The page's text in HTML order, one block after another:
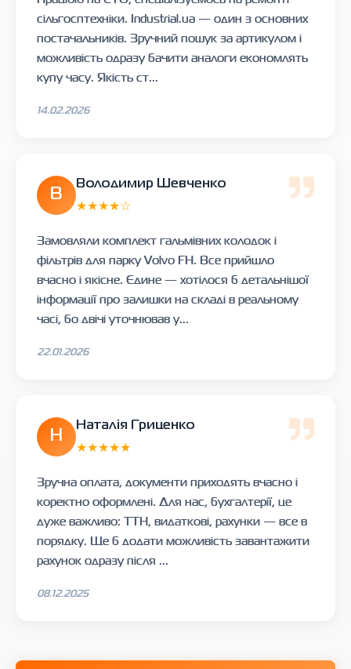
сільгосптехніки. Industrial.ua — один з основних
постачальників. Зручний пошук за артикулом і
можливість одразу бачити аналоги економлять
купу часу. Якість ст...
14.02.2026
В
Володимир Шевченко
★★★★☆
Замовляли комплект гальмівних колодок і
фільтрів для парку Volvo FH. Все прийшло
вчасно і якісне. Єдине — хотілося б детальнішої
інформації про залишки на складі в реальному
часі, бо двічі уточнював у...
22.01.2026
Н
Наталія Гриценко
★★★★★
Зручна оплата, документи приходять вчасно і
коректно оформлені. Для нас, бухгалтерії, це
дуже важливо: ТТН, видаткові, рахунки — все в
порядку. Ще б додати можливість завантажити
рахунок одразу після ...
08.12.2025